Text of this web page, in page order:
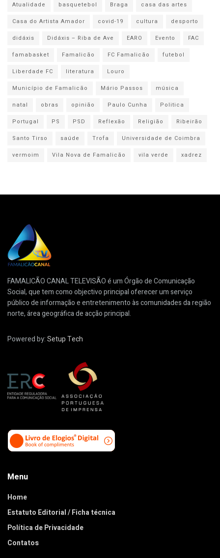
Atualidade
basquetebol Braga
casa das artes
Casa do Artista Amador
covid-19 cultura
desporto
didáxis
Didáxis – Riba de Ave EARO Evento
FAC
famabasket
Famalicão FC Famalicão
futebol
Liberdade FC
literatura
Louro
Município de Famalicão
Mário Passos
música
natal
obras opinião Paulo Cunha
Politica
Portugal
PS PSD Reflexão Religião
Ribeirão
Santo Tirso
saúde Trofa
Universidade de Coimbra
vermoim
Vila Nova de Famalicão vila verde xadrez
FAMALICÃO CANAL TELEVISÃO é um Órgão de Comunicação
Social, que tem como objectivo principal oferecer um serviço
público de informação e entretenimento às comunidades da região
norte, área geográfica de acção principal.
Powered by:Setup Tech
Menu
Home
Estatuto Editorial / Ficha técnica
Política de Privacidade
Contatos